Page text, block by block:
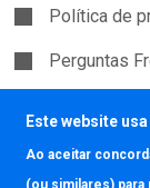
Política de
Perguntas
Este website
Ao aceitar
(ou similares) para